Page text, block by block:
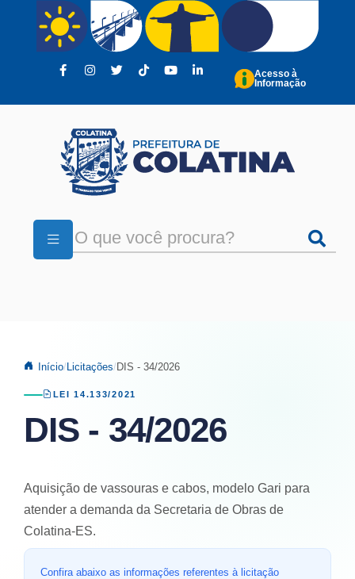
Pular para o conteúdo principal
Acesso à
Informação
Início Licitações DIS - 34/2026
LEI 14.133/2021
DIS - 34/2026
Aquisição de vassouras e cabos, modelo Gari para
atender a demanda da Secretaria de Obras de
Colatina-ES.
Confira abaixo as informações referentes à licitação